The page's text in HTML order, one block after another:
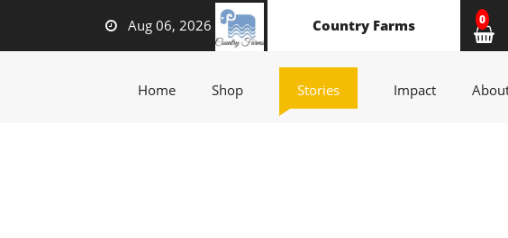
Aug 06, 2026 Country Farms 0
Home(current)Shop(current) Stories(current) Impact(current)